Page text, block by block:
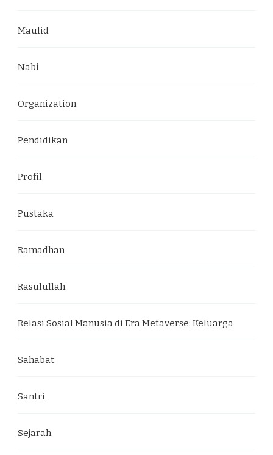
Maulid
Nabi
Organization
Pendidikan
Profil
Pustaka
Ramadhan
Rasulullah
Relasi Sosial Manusia di Era Metaverse: Keluarga
Sahabat
Santri
Sejarah